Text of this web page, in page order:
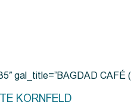
gal_title=”BAGDAD CAFÉ
KORNFELD